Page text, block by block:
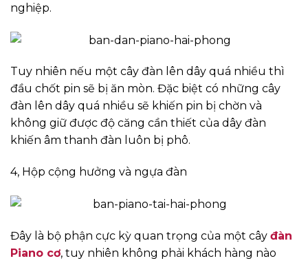
nghiệp.
Tuy nhiên nếu một cây đàn lên dây quá nhiều thì
đầu chốt pin sẽ bị ăn mòn. Đặc biệt có những cây
đàn lên dây quá nhiều sẽ khiến pin bị chờn và
không giữ được độ căng cần thiết của dây đàn
khiến âm thanh đàn luôn bị phô.
4, Hộp cộng hưởng và ngựa đàn
Đây là bộ phận cực kỳ quan trọng của một cây đàn
Piano cơ, tuy nhiên không phải khách hàng nào